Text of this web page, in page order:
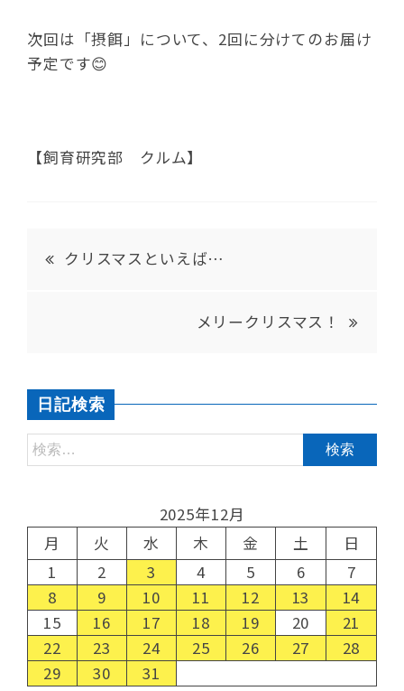
次回は「摂餌」について、2回に分けてのお届け
予定です😊
【飼育研究部 クルム】
クリスマスといえば…
メリークリスマス！
日記検索
2025年12月
月
火 水 木 金 土
日
1
2 3 4 5 6
7
8
9 10 11 12 13
14
15
16 17 18 19 20
21
22
23 24 25 26 27
28
29
30 31